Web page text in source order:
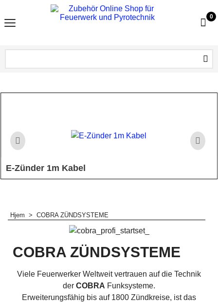
0
E-Zünder 1m Kabel
Hjem > COBRA ZÜNDSYSTEME
COBRA ZÜNDSYSTEME
Viele Feuerwerker Weltweit vertrauen auf die Technik
der COBRA Funksysteme.
Erweiterungsfähig bis auf 1800 Zündkreise, ist das